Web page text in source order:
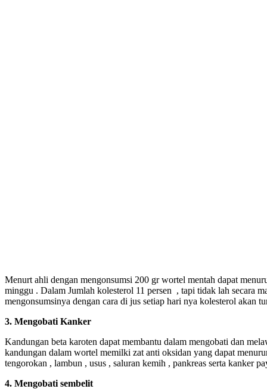
Menurt ahli dengan mengonsumsi 200 gr wortel mentah dapat
minggu . Dalam Jumlah kolesterol 11 persen , tapi tidak lah secara
mengonsumsinya dengan cara di jus setiap hari nya kolesterol akan
3. Mengobati Kanker
Kandungan beta karoten dapat membantu dalam mengobati dan
kandungan dalam wortel memilki zat anti oksidan yang dapat
tengorokan , lambun , usus , saluran kemih , pankreas serta kanker
4. Mengobati sembelit